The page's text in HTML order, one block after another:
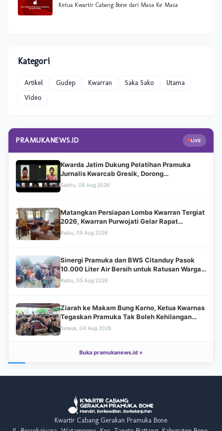
Ketua Kwartir Cabang Bone dari Masa Ke Masa
Kategori
Artikel Gudep Kwarran Saka Sako
Utama
Video
PRAMUKANEWS.ID LIVE
Kwarda Jatim Dukung Pelatihan Pramuka
Jurnalis Kwarcab Gresik, Dorong
Transformasi Digital dan Penguatan
Sabtu, 08 Aug 2026
Matangkan Persiapan Lomba Kwarran Tergiat
2026, Kwarran Purwojati Gelar Rapat
Koordinasi Bersama Jajaran Pengurus dan
Rabu, 05 Aug 2026
Sinergi Pramuka dan BWS Citanduy Pasok
10.000 Liter Air Bersih untuk Ratusan Warga
Cingebul
Rabu, 05 Aug 2026
Ziarah ke Makam Bung Karno, Ketua Kwarnas
Tegaskan Pramuka Tak Boleh Kehilangan
Akar Sejarah
Selasa, 04 Aug 2026
Kwarnas dan Kwarda Jatim Satukan Langkah
dari Istana Gebang, Dorong Pramuka Rawat
Selasa, 04 Aug 2026
Humastika Kwarran Lumbir: Cerminan
Gerakan Kepanduan untuk Masyarakat dalam
Visitasi Ranting Tergiat 2026
Senin, 03 Aug 2026
Buka pramukanews.id »
Kwartir Cabang Gerakan Pramuka Bone